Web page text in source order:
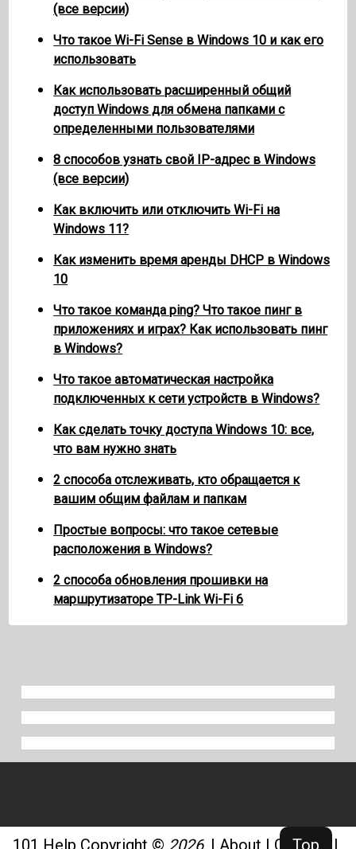
Top
(все версии)
Что такое Wi-Fi Sense в Windows 10 и как его
использовать
Как использовать расширенный общий
доступ Windows для обмена папками с
определенными пользователями
8 способов узнать свой IP-адрес в Windows
(все версии)
Как включить или отключить Wi-Fi на
Windows 11?
Как изменить время аренды DHCP в Windows
10
Что такое команда ping? Что такое пинг в
приложениях и играх? Как использовать пинг
в Windows?
Что такое автоматическая настройка
подключенных к сети устройств в Windows?
Как сделать точку доступа Windows 10: все,
что вам нужно знать
2 способа отслеживать, кто обращается к
вашим общим файлам и папкам
Простые вопросы: что такое сетевые
расположения в Windows?
2 способа обновления прошивки на
маршрутизаторе TP-Link Wi-Fi 6
101 Help Copyright © 2026. | About | Contact |